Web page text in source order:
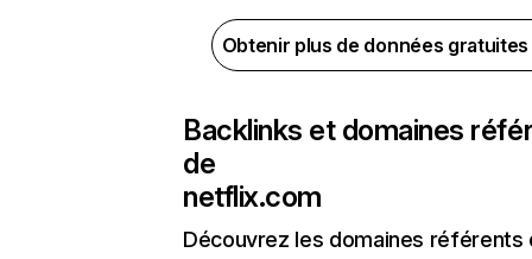
Obtenir plus de données
Backlinks et domaines
de
netflix.com
Découvrez les domaines référents